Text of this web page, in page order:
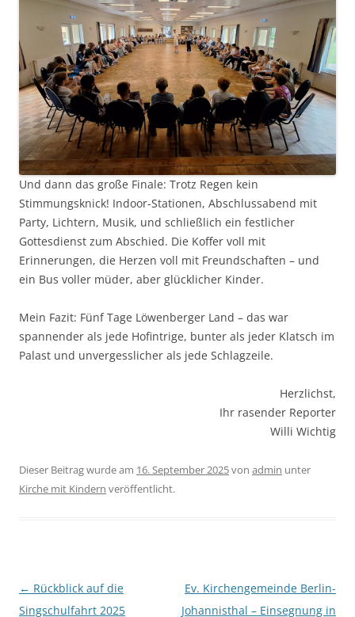
Und dann das große Finale: Trotz Regen kein
Stimmungsknick! Indoor-Stationen, Abschlussabend mit
Party, Lichtern, Musik, und schließlich ein festlicher
Gottesdienst zum Abschied. Die Koffer voll mit
Erinnerungen, die Herzen voll mit Freundschaften – und
ein Bus voller müder, aber glücklicher Kinder.
Mein Fazit: Fünf Tage Löwenberger Land – das war
spannender als jede Hofintrige, bunter als jeder Klatsch im
Palast und unvergesslicher als jede Schlagzeile.
Herzlichst,
Ihr rasender Reporter
Willi Wichtig
Dieser Beitrag wurde am 16. September 2025von admin unter
Kirche mit Kindern veröffentlicht.
Beitragsnavigation
← Rückblick auf die
Singschulfahrt 2025
Ev. Kirchengemeinde Berlin-
Johannisthal – Einsegnung in